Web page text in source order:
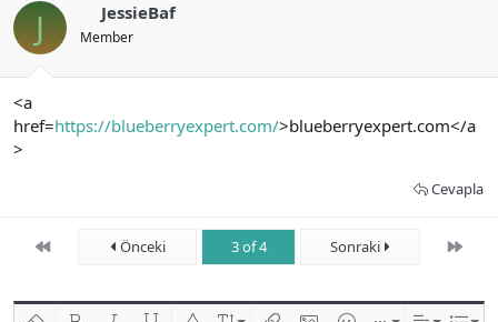
J JessieBaf
Member
<a
href=https://blueberryexpert.com/>blueberryexpert.com</a
>
Cevapla
First Önceki 3 of 4 Sonraki Son